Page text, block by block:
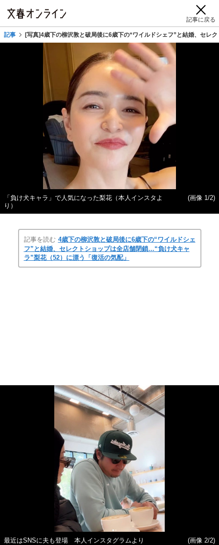
記事に戻る
記事 [写真]4歳下の柳沢敦と破局後に6歳下の“ワイルドシェフ”と結婚、セレ
「負け犬キャラ」で人気になった梨花（本人インスタよ
り）
(画像 1/2)
記事を読む 4歳下の柳沢敦と破局後に6歳下の“ワイルドシェ
フ”と結婚、セレクトショップは全店舗閉鎖…“負け犬キャ
ラ”梨花（52）に漂う「復活の気配」
最近はSNSに夫も登場 本人インスタグラムより (画像 2/2)